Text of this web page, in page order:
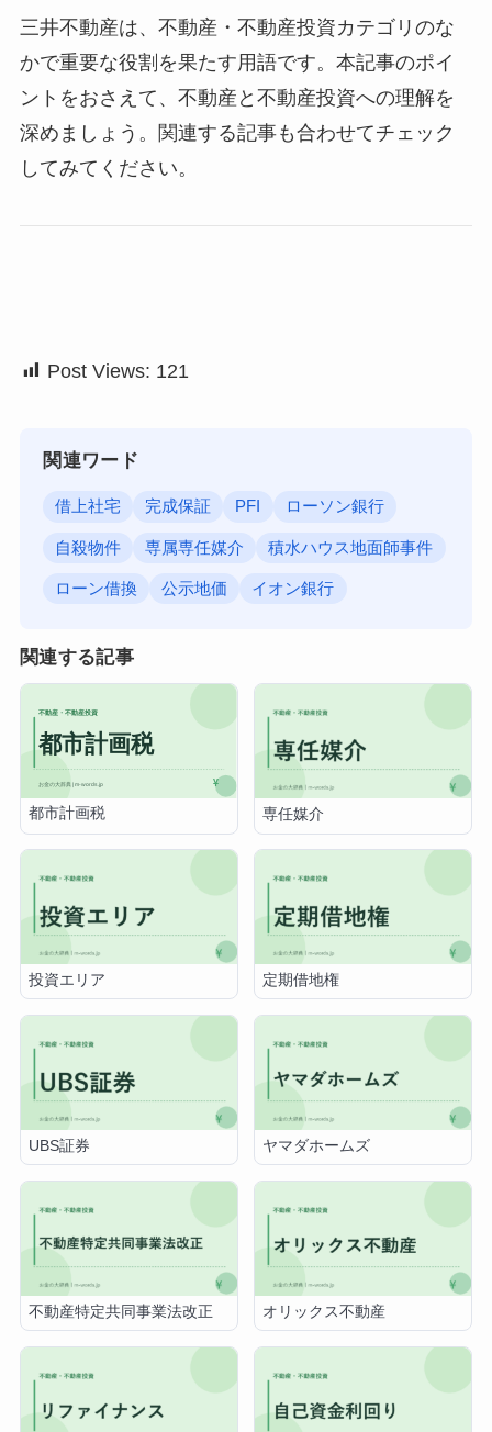
三井不動産は、不動産・不動産投資カテゴリのな
かで重要な役割を果たす用語です。本記事のポイ
ントをおさえて、不動産と不動産投資への理解を
深めましょう。関連する記事も合わせてチェック
してみてください。
Post Views: 121
関連ワード
借上社宅 完成保証 PFI ローソン銀行
自殺物件 専属専任媒介 積水ハウス地面師事件
ローン借換 公示地価 イオン銀行
関連する記事
都市計画税 専任媒介
投資エリア 定期借地権
UBS証券 ヤマダホームズ
不動産特定共同事業法改正 オリックス不動産